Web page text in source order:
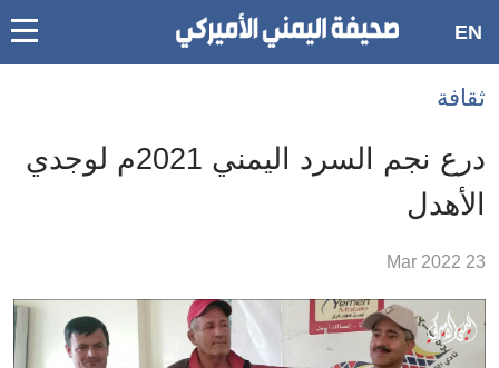
Accessibility
links
المحتوى
الرئيسي
الأقسام
Skip
EN
ثقافة
درع نجم السرد اليمني 2021م لوجدي
الأهدل
23 Mar 2022